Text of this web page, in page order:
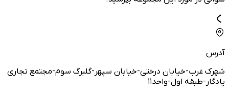
آدرس
شهرک غرب-خیابان درختی-خیابان سپهر-گلبرگ سوم-مجتمع تجاری
یادگار-طبقه اول-واحد۱۱